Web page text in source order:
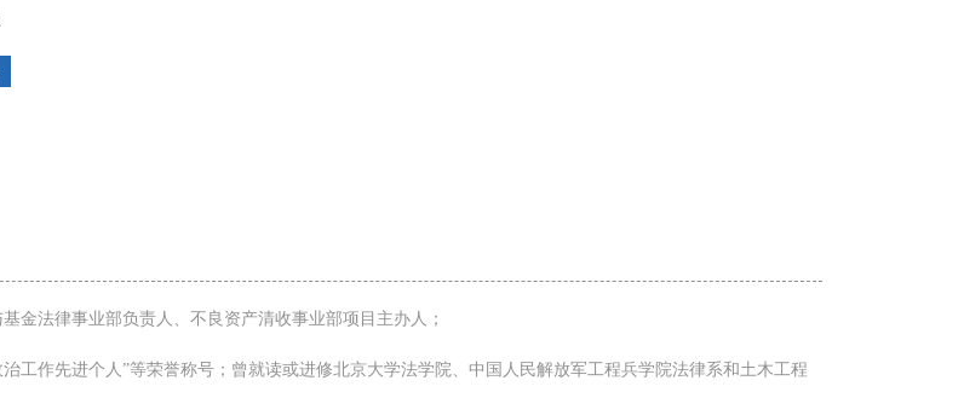
金法律事业部负责人、不良资产清收事业部项目主办人；
工作先进个人”等荣誉称号；曾就读或进修北京大学法学院、中国人民解放军工程兵学院法律系和土木工程